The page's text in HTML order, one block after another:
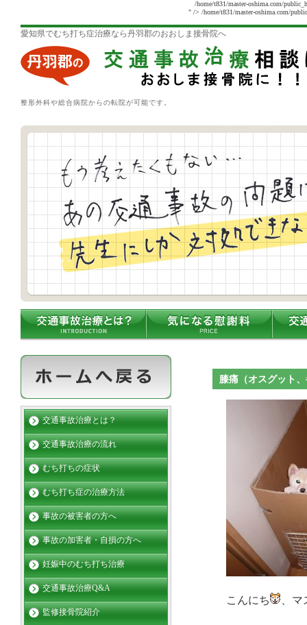
/home/t831/master-oshima.com/
" /> /home/t831/master-oshima.com/
愛知県でむち打ち症治療なら丹羽郡のおおしま接骨院へ
整形外科や総合病院からの転院が可能です。
膝痛（オスグット
こんにち 、
交通事故治療とは？
交通事故治療の流れ
むち打ちの症状
むち打ち症の治療方法
事故の被害者の方へ
事故の加害者・自損の方へ
妊娠中のむち打ち治療
交通事故治療Q&A
監修接骨院紹介